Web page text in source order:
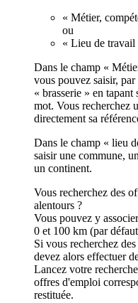
« Métier,
ou
« Lieu de travail
Dans le champ «
vous pouvez saisir,
« brasserie » en
mot. Vous recherchez
directement sa
Dans le champ « lieu
saisir une commune,
un continent.
Vous recherchez des
alentours ?
Vous pouvez y
0 et 100 km (par
Si vous recherchez
devez alors effectuer
Lancez votre
offres d'emploi
restituée.